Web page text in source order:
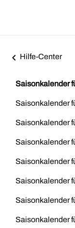
navigate_before Hilfe-Center
Saisonkalender
Saisonkalender
Saisonkalender
Saisonkalender
Saisonkalender
Saisonkalender
Saisonkalender
Saisonkalender